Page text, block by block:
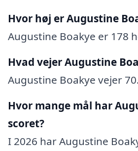
Hvor høj er Augustine
Augustine Boakye er 178
Hvad vejer Augustine
Augustine Boakye vejer 70.
Hvor mange mål har
scoret?
I 2026 har Augustine